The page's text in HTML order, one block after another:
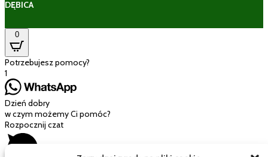
DĘBICA
0
Potrzebujesz pomocy?
1
Dzień dobry
w czym możemy Ci pomóc?
Rozpocznij czat